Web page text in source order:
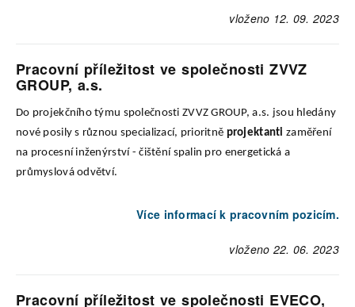
vloženo 12. 09. 2023
Pracovní příležitost ve společnosti ZVVZ
GROUP, a.s.
Do projekčního týmu společnosti ZVVZ GROUP, a.s. jsou hledány
nové posily s různou specializací, prioritně projektanti zaměření
na procesní inženýrství - čištění spalin pro energetická a
průmyslová odvětví.
Více informací k pracovním pozicím.
vloženo 22. 06. 2023
Pracovní příležitost ve společnosti EVECO,